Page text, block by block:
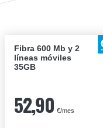
Fibra 600 Mb y 2
líneas móviles
35GB
52,90 €/mes